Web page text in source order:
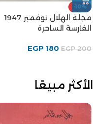
-10%
مجلة الهلال نوفمبر 1947
الفارسة الساحرة
EGP200
EGP 180
الأكثر مبيعًا